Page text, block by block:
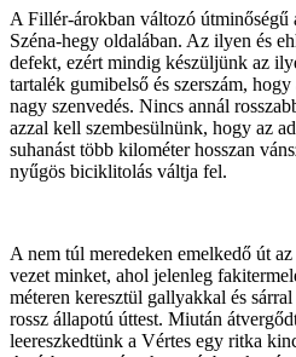
A Fillér-árokban változó útminőségű
Széna-hegy oldalában. Az ilyen és
defekt, ezért mindig készüljünk az
tartalék gumibelső és szerszám,
nagy szenvedés. Nincs annál
azzal kell szembesülnünk, hogy az
suhanást több kilométer hosszan
nyűgös biciklitolás váltja fel.
A nem túl meredeken emelkedő út
vezet minket, ahol jelenleg
méteren keresztül gallyakkal és
rossz állapotú úttest. Miután
leereszkedtünk a Vértes egy ritka